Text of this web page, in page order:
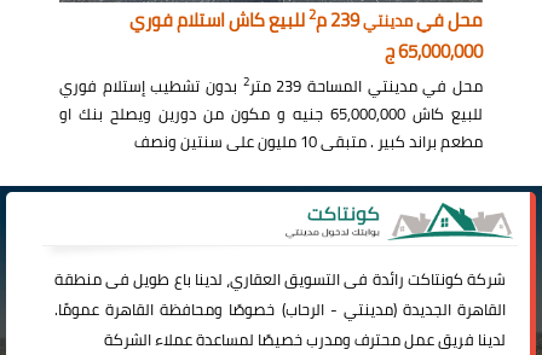
محل فيمدينتي239 م 2للبيع كاش استلام فوري
65,000,000 ج
محل في مدينتي المساحة 239 متر 2 بدون تشطيب إستلام فوري
للبيع كاش 65,000,000 جنيه و مكون من دورين ويصلح بنك او
مطعم براند كبير . متبقى 10 مليون على سنتين ونصف
شركةكونتاكترائدة فى التسويق العقاري، لدينا باع طويل فى منطقة
القاهرة الجديدة (مدينتي -الرحاب) خصوصًا ومحافظة القاهرة عمومًا.
لدينا فريق عمل محترف ومدرب خصيصًا لمساعدة عملاء الشركة